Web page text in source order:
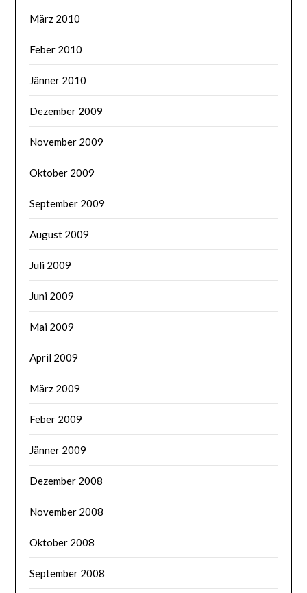
März 2010
Feber 2010
Jänner 2010
Dezember 2009
November 2009
Oktober 2009
September 2009
August 2009
Juli 2009
Juni 2009
Mai 2009
April 2009
März 2009
Feber 2009
Jänner 2009
Dezember 2008
November 2008
Oktober 2008
September 2008